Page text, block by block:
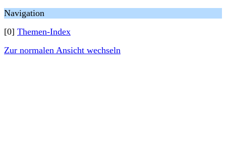
Navigation
[0] Themen-Index
Zur normalen Ansicht wechseln